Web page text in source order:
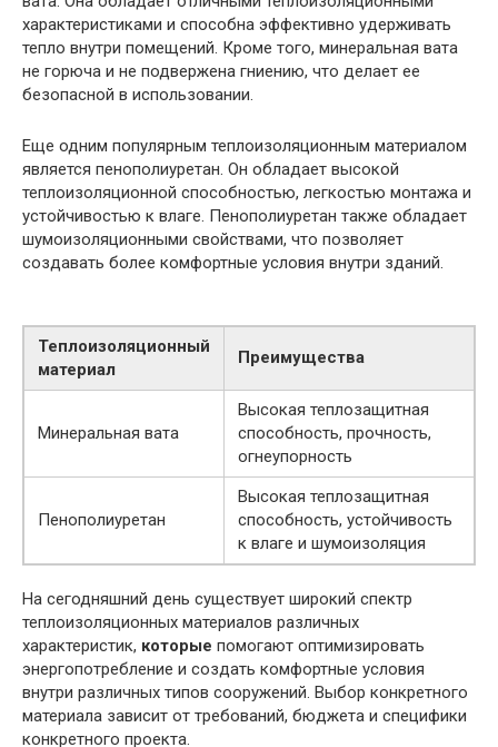
характеристиками и способна эффективно удерживать
тепло внутри помещений. Кроме того, минеральная вата
не горюча и не подвержена гниению, что делает ее
безопасной в использовании.
Еще одним популярным теплоизоляционным материалом
является пенополиуретан. Он обладает высокой
теплоизоляционной способностью, легкостью монтажа и
устойчивостью к влаге. Пенополиуретан также обладает
шумоизоляционными свойствами, что позволяет
создавать более комфортные условия внутри зданий.
Теплоизоляционный
материал
Преимущества
Минеральная вата
Высокая теплозащитная
способность, прочность,
огнеупорность
Пенополиуретан
Высокая теплозащитная
способность, устойчивость
к влаге и шумоизоляция
На сегодняшний день существует широкий спектр
теплоизоляционных материалов различных
характеристик, которые помогают оптимизировать
энергопотребление и создать комфортные условия
внутри различных типов сооружений. Выбор конкретного
материала зависит от требований, бюджета и специфики
конкретного проекта.